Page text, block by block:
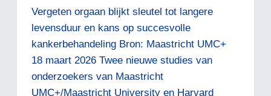
Vergeten orgaan blijkt sleutel tot langere
levensduur en kans op succesvolle
kankerbehandeling Bron: Maastricht UMC+
18 maart 2026 Twee nieuwe studies van
onderzoekers van Maastricht
UMC+/Maastricht University en Harvard